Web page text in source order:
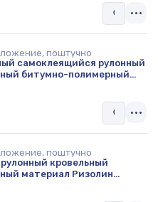
поштучно
самоклеящийся рулонный
битумно-полимерный
АС 1.7
поштучно
кровельный
материал Ризолин